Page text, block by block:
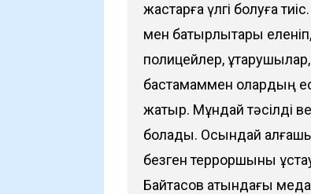
жастарға үлгі болуға
мен батырлықтары
полицейлер,
бастамаммен олардың
жатыр. Мұндай тәсілді
болады. Осындай
безген терроршыны
Байтасов атындағы